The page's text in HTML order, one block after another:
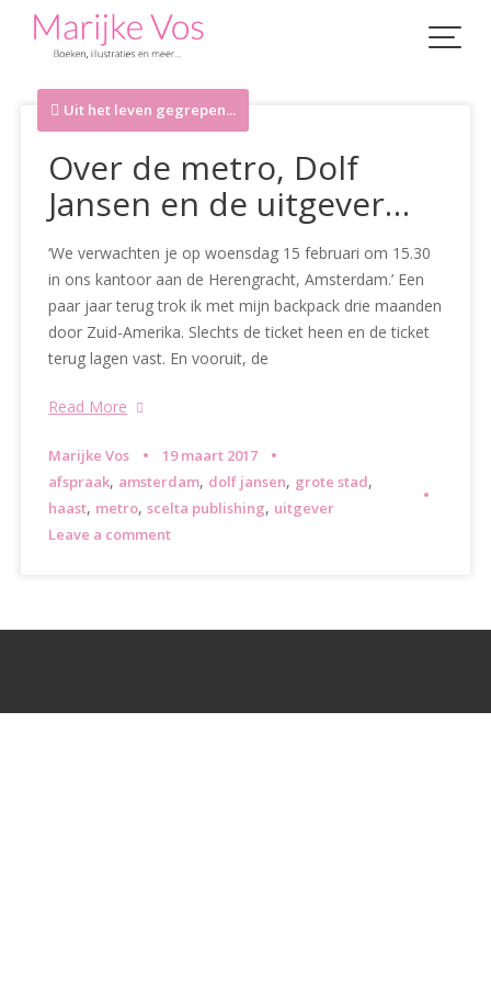
Uit het leven gegrepen...
Over de metro, Dolf
Jansen en de uitgever…
‘We verwachten je op woensdag 15 februari om 15.30
in ons kantoor aan de Herengracht, Amsterdam.’ Een
paar jaar terug trok ik met mijn backpack drie maanden
door Zuid-Amerika. Slechts de ticket heen en de ticket
terug lagen vast. En vooruit, de
Read More
Marijke Vos
19 maart 2017
afspraak, amsterdam, dolf jansen, grote stad,
haast, metro,scelta publishing, uitgever
Leave a comment